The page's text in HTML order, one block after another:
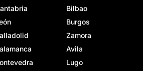
Bilbao
Burgos
Zamora
Avila
Lugo